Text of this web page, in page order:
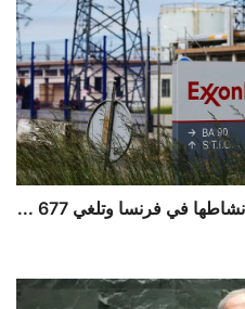
في فرنسا وتلغي 677 ...